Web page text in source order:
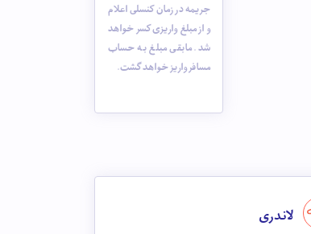
جریمه در زمان کنسلی اعلام
و از مبلغ واریزی کسر خواهد
شد. مابقی مبلغ به حساب
مسافر واریز خواهد گشت.
لاندری